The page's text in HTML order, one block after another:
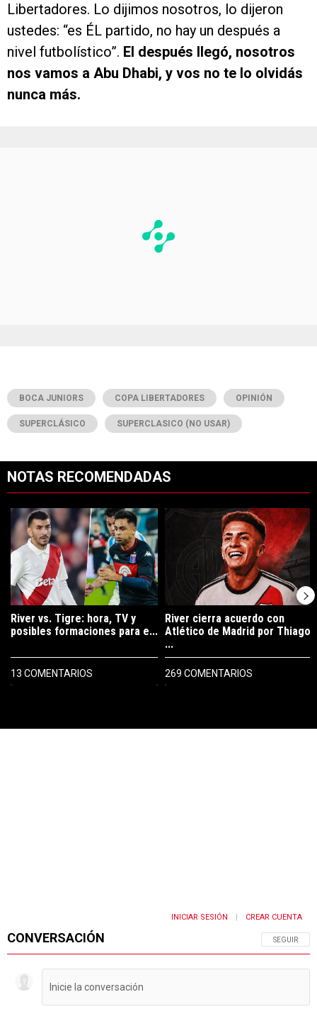
Libertadores. Lo dijimos nosotros, lo dijeron
ustedes: “es ÉL partido, no hay un después a
nivel futbolístico”. El después llegó, nosotros
nos vamos a Abu Dhabi, y vos no te lo olvidás
nunca más.
BOCA JUNIORS COPA LIBERTADORES OPINIÓN
SUPERCLÁSICO SUPERCLASICO (NO USAR)
NOTAS RECOMENDADAS
Un artículo de tendencia con el título "River vs. Tigre: hora, TV y
River vs. Tigre: hora, TV y
posibles formaciones para e...
13 COMENTARIOS
Un artículo de tendencia con el
River cierra acuerdo con
Atlético de Madrid por Thiago
...
269 COMENTARIOS
CONVERSACIÓN SIGA ESTA
SEGUIR
INICIAR SESIÓN CREAR CUENTA